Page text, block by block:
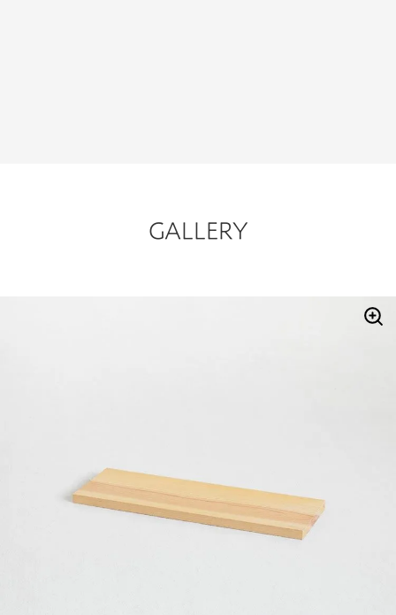
GALLERY